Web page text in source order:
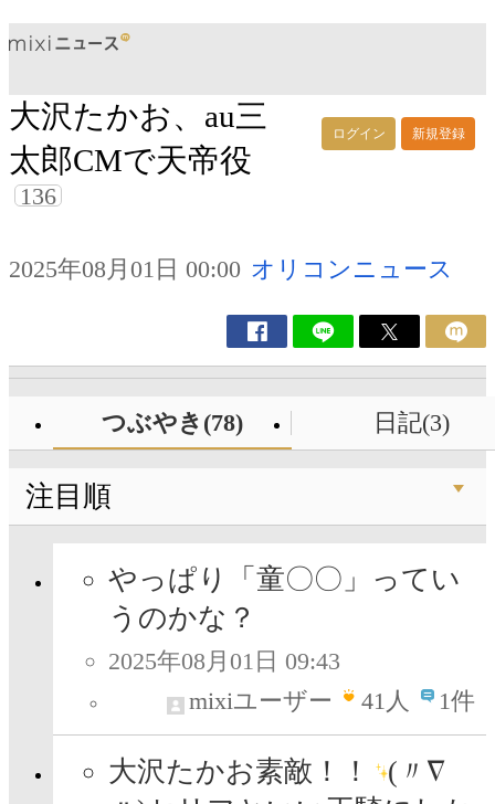
ログイン 新規登録
大沢たかお、au三
太郎CMで天帝役
136
2025年08月01日 00:00 オリコンニュース
つぶやき(78) 日記(3)
注目順
やっぱり「童〇〇」ってい
うのかな？
2025年08月01日 09:43
mixiユーザー
41人 1件
大沢たかお素敵！！
(〃∇